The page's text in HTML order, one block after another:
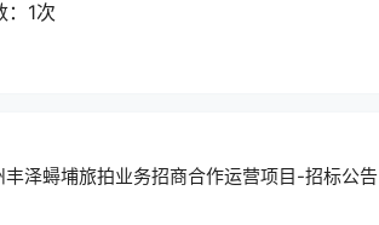
：1次
丰泽蟳埔旅拍业务招商合作运营项目-招标公告